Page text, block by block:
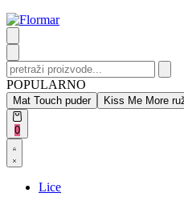
Search
for:
POPULARNO
Mat Touch puder Kiss Me More
0Open
cart
Open
Account
details
Lice